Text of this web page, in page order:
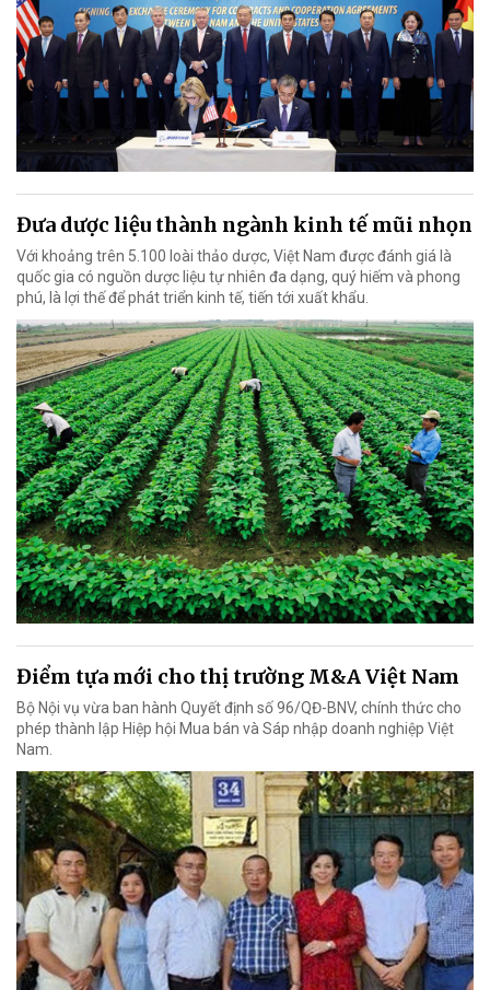
Đưa dược liệu thành ngành kinh tế mũi nhọn
Với khoảng trên 5.100 loài thảo dược, Việt Nam được đánh giá là
quốc gia có nguồn dược liệu tự nhiên đa dạng, quý hiếm và phong
phú, là lợi thế để phát triển kinh tế, tiến tới xuất khẩu.
Điểm tựa mới cho thị trường M&A Việt Nam
Bộ Nội vụ vừa ban hành Quyết định số 96/QĐ-BNV, chính thức cho
phép thành lập Hiệp hội Mua bán và Sáp nhập doanh nghiệp Việt
Nam.